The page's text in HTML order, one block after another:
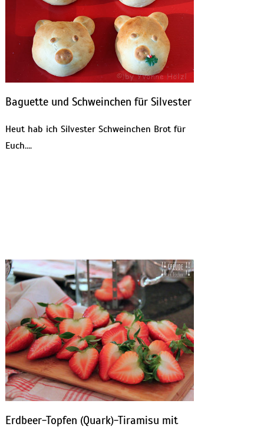
Baguette und Schweinchen für Silvester
Heut hab ich Silvester Schweinchen Brot für
Euch….
Erdbeer-Topfen (Quark)-Tiramisu mit